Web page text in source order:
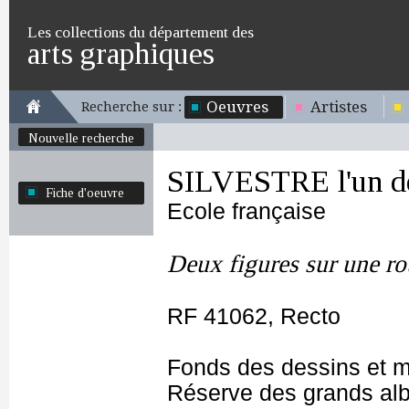
Les collections du département des
arts graphiques
Recherche sur : Oeuvres Artistes
Nouvelle recherche
Fiche d'oeuvre SILVESTRE l'un
Ecole française
Deux figures sur une
RF 41062, Recto
Fonds des dessins et
Réserve des grands